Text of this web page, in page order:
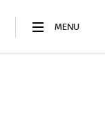
MENU